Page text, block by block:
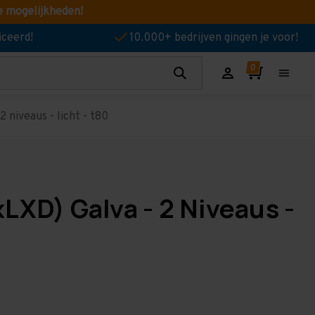
mogelijkheden!
10.000+ bedrijven gingen je voor!
niveaus - licht - t80
Galva - 2 Niveaus -